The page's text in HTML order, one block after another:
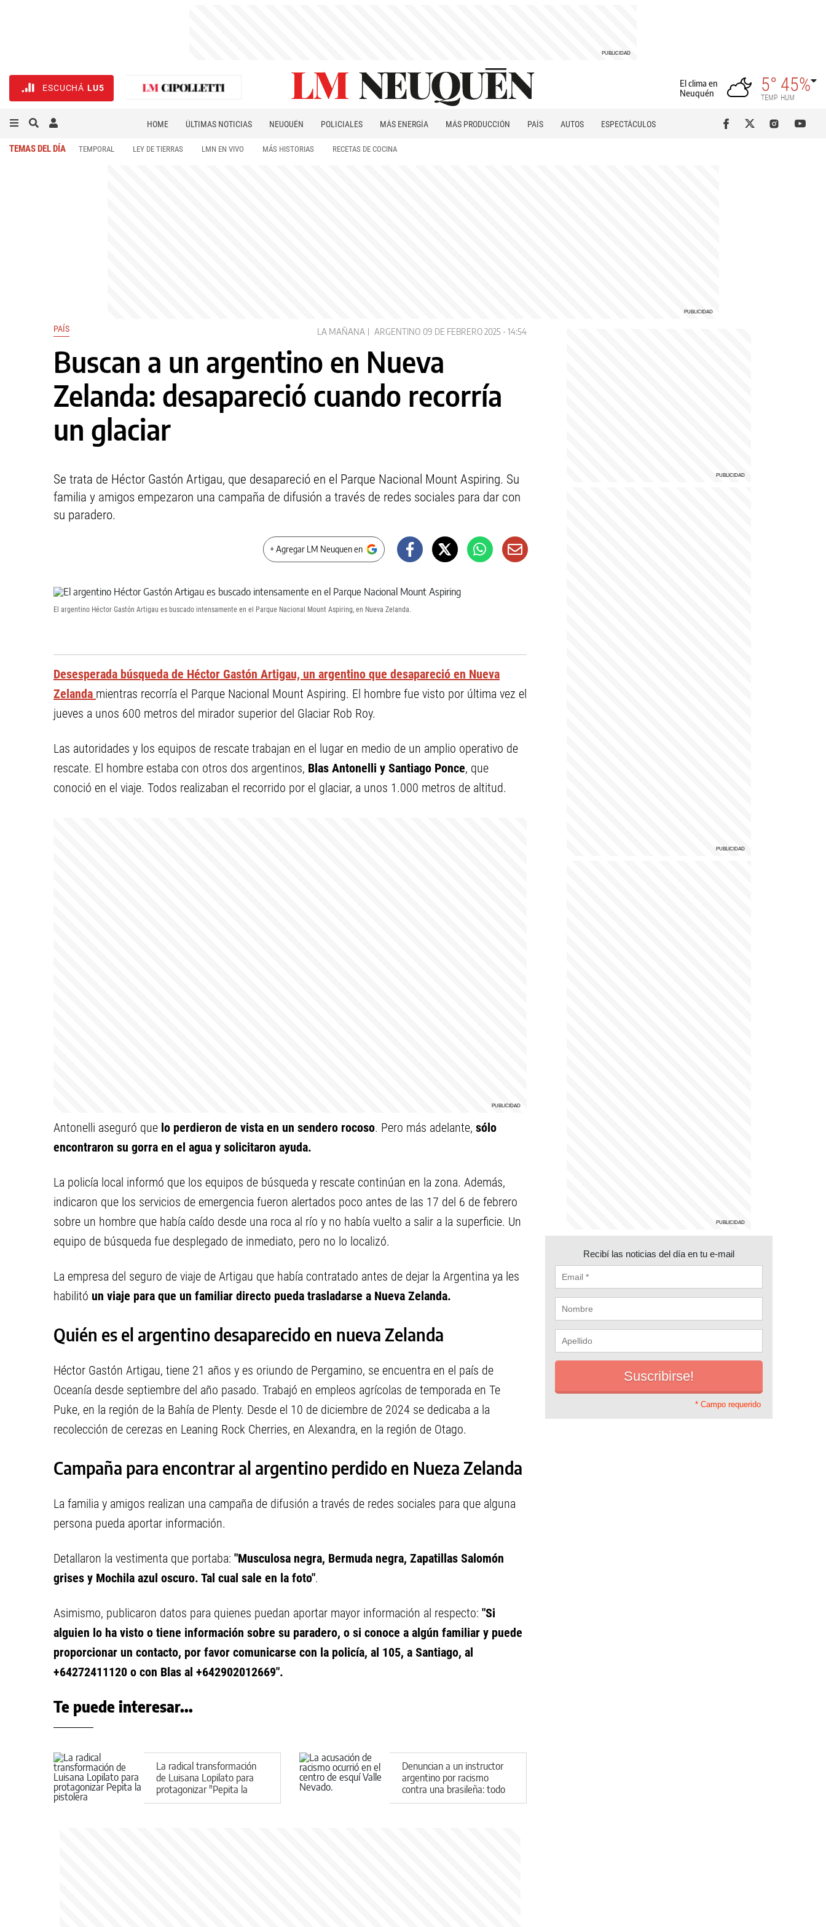
ESCUCHÁ LU5
El clima en
Neuquén
5°
TEMP
45%
HUM
HOME ÚLTIMAS NOTICIAS NEUQUÉN POLICIALES MÁS ENERGÍA MÁS PRODUCCIÓN PAÍS AUTOS
ESPECTÁCULOS
TEMAS DEL DÍA TEMPORAL LEY DE TIERRAS LMN EN VIVO MÁS HISTORIAS RECETAS DE COCINA
PAÍS LA MAÑANA ARGENTINO 09 DE FEBRERO 2025 - 14:54
Buscan a un argentino en Nueva
Zelanda: desapareció cuando recorría
un glaciar
Se trata de Héctor Gastón Artigau, que desapareció en el Parque Nacional Mount Aspiring. Su
familia y amigos empezaron una campaña de difusión a través de redes sociales para dar con
su paradero.
+ Agregar LM Neuquen en
El argentino Héctor Gastón Artigau es buscado intensamente en el Parque Nacional Mount Aspiring, en Nueva Zelanda.
Desesperada búsqueda de Héctor Gastón Artigau, un argentino que desapareció en Nueva
Zelanda mientras recorría el Parque Nacional Mount Aspiring. El hombre fue visto por última vez el
jueves a unos 600 metros del mirador superior del Glaciar Rob Roy.
Las autoridades y los equipos de rescate trabajan en el lugar en medio de un amplio operativo de
rescate. El hombre estaba con otros dos argentinos, Blas Antonelli y Santiago Ponce, que
conoció en el viaje. Todos realizaban el recorrido por el glaciar, a unos 1.000 metros de altitud.
Antonelli aseguró que lo perdieron de vista en un sendero rocoso. Pero más adelante, sólo
encontraron su gorra en el agua y solicitaron ayuda.
La policía local informó que los equipos de búsqueda y rescate continúan en la zona. Además,
indicaron que los servicios de emergencia fueron alertados poco antes de las 17 del 6 de febrero
sobre un hombre que había caído desde una roca al río y no había vuelto a salir a la superficie. Un
equipo de búsqueda fue desplegado de inmediato, pero no lo localizó.
La empresa del seguro de viaje de Artigau que había contratado antes de dejar la Argentina ya les
habilitó un viaje para que un familiar directo pueda trasladarse a Nueva Zelanda.
Quién es el argentino desaparecido en nueva Zelanda
Héctor Gastón Artigau, tiene 21 años y es oriundo de Pergamino, se encuentra en el país de
Oceanía desde septiembre del año pasado. Trabajó en empleos agrícolas de temporada en Te
Puke, en la región de la Bahía de Plenty. Desde el 10 de diciembre de 2024 se dedicaba a la
recolección de cerezas en Leaning Rock Cherries, en Alexandra, en la región de Otago.
Campaña para encontrar al argentino perdido en Nueza Zelanda
La familia y amigos realizan una campaña de difusión a través de redes sociales para que alguna
persona pueda aportar información.
Detallaron la vestimenta que portaba: "Musculosa negra, Bermuda negra, Zapatillas Salomón
grises y Mochila azul oscuro. Tal cual sale en la foto".
Asimismo, publicaron datos para quienes puedan aportar mayor información al respecto: "Si
alguien lo ha visto o tiene información sobre su paradero, o si conoce a algún familiar y puede
proporcionar un contacto, por favor comunicarse con la policía, al 105, a Santiago, al
+64272411120 o con Blas al +642902012669".
Te puede interesar...
La radical transformación
de Luisana Lopilato para
protagonizar "Pepita la
pistolera"
Denuncian a un instructor
argentino por racismo
contra una brasileña: todo
quedó grabado
Recibí las noticias del día en tu e-mail
* Campo requerido